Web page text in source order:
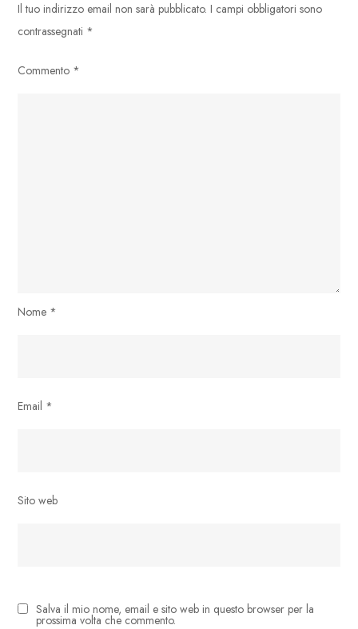
Il tuo indirizzo email non sarà pubblicato. I campi obbligatori sono
contrassegnati *
Commento *
Nome *
Email *
Sito web
Salva il mio nome, email e sito web in questo browser per la
prossima volta che commento.